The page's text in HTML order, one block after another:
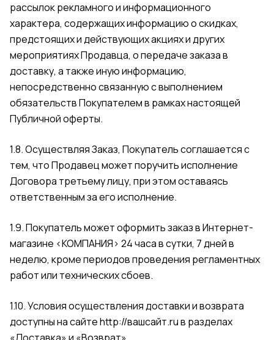
рассылок рекламного и информационного
характера, содержащих информацию о скидках,
предстоящих и действующих акциях и других
мероприятиях Продавца, о передаче заказа в
доставку, а также иную информацию,
непосредственно связанную с выполнением
обязательств Покупателем в рамках настоящей
Публичной оферты.
1.8. Осуществляя Заказ, Покупатель соглашается с
тем, что Продавец может поручить исполнение
Договора третьему лицу, при этом оставаясь
ответственным за его исполнение.
1.9. Покупатель может оформить заказ в Интернет-
магазине <КОМПАНИЯ> 24 часа в сутки, 7 дней в
неделю, кроме периодов проведения регламентных
работ или технических сбоев.
1.10. Условия осуществления доставки и возврата
доступны на сайтеhttp://вашсайт.ruв разделах